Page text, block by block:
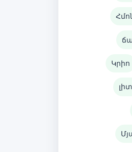
Կրիո